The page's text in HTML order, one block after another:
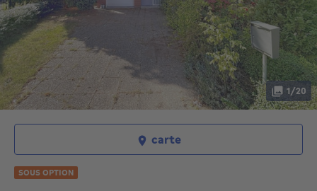
1/20
carte
SOUS OPTION